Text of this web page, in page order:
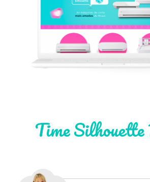
Time
Léia Pastori
Thiara Ney